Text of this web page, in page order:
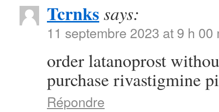
Tcrnks says:
11 septembre 2023 at 9 h 00
order latanoprost
purchase rivastigmine
Répondre